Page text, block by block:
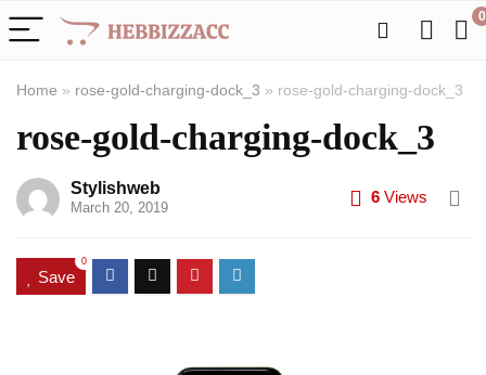
0
Home » rose-gold-charging-dock_3 » rose-gold-charging-dock_3
rose-gold-charging-dock_3
Stylishweb
March 20, 2019
6 Views
Save
0